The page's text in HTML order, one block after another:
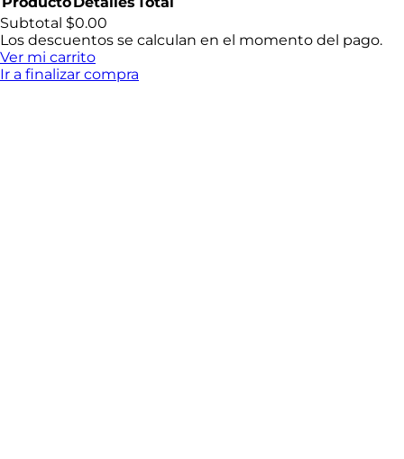
Productos
del
Subtotal $0.00
Los descuentos se calculan en el momento del pago.
Ver mi carrito
Ir a finalizar compra